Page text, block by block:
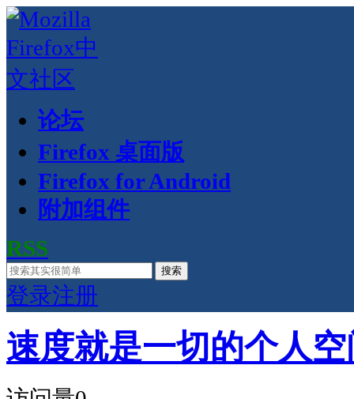
论坛
Firefox 桌面版
Firefox for Android
附加组件
RSS
搜索
登录注册
速度就是一切的个人空